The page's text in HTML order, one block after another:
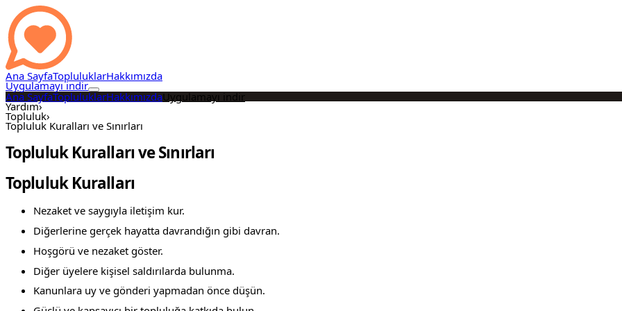
Ana SayfaTopluluklarHakkımızda
Uygulamayı indir
Ana SayfaTopluluklarHakkımızdaUygulamayı indir
Yardım›
Topluluk›
Topluluk Kuralları ve Sınırları
Topluluk Kuralları ve Sınırları
Topluluk Kuralları
Nezaket ve saygıyla iletişim kur.
Diğerlerine gerçek hayatta davrandığın gibi davran.
Hoşgörü ve nezaket göster.
Diğer üyelere kişisel saldırılarda bulunma.
Kanunlara uy ve gönderi yapmadan önce düşün.